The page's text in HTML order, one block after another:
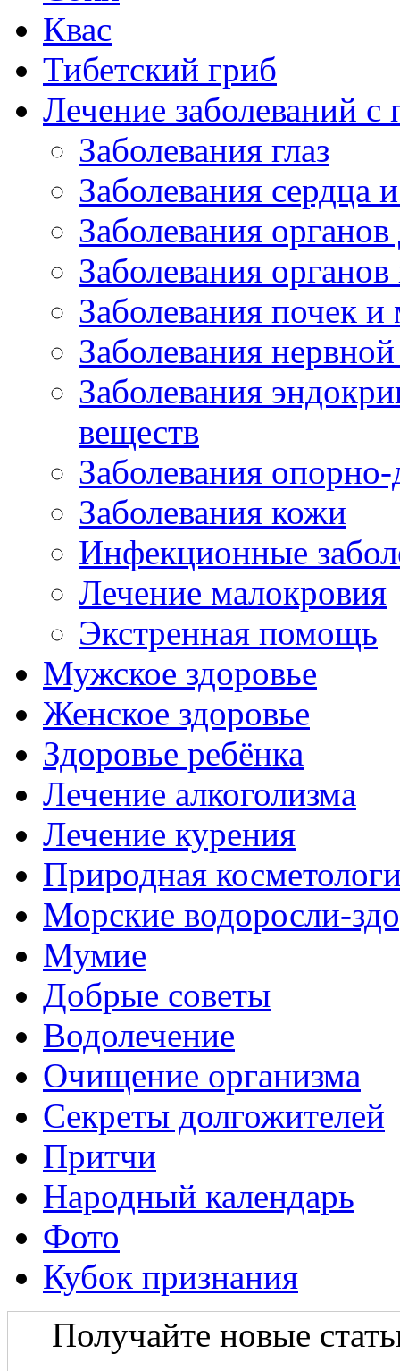
Квас
Тибетский гриб
Лечение заболеваний
Заболевания глаз
Заболевания сердца
Заболевания
Заболевания
Заболевания почек
Заболевания
Заболевания
веществ
Заболевания опорно-
Заболевания кожи
Инфекционные
Лечение малокровия
Экстренная помощь
Мужское здоровье
Женское здоровье
Здоровье ребёнка
Лечение алкоголизма
Лечение курения
Природная
Морские водоросли-
Мумие
Добрые советы
Водолечение
Очищение организма
Секреты долгожителей
Притчи
Народный календарь
Фото
Кубок признания
Получайте новые